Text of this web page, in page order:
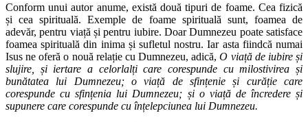
Conform unui autor anume, există două tipuri de foame. Cea fizică
și cea spirituală. Exemple de foame spirituală sunt, foamea de
adevăr, pentru viață și pentru iubire. Doar Dumnezeu poate satisface
foamea spirituală din inima și sufletul nostru. Iar asta fiindcă numai
Isus ne oferă o nouă relație cu Dumnezeu, adică,O viață de iubire și
slujire, și iertare a celorlalți care corespunde cu milostivirea și
bunătatea lui Dumnezeu; o viață de sfințenie și curăție care
corespunde cu sfințenia lui Dumnezeu; și o viață de încredere și
supunere care corespunde cu înțelepciunea lui Dumnezeu.